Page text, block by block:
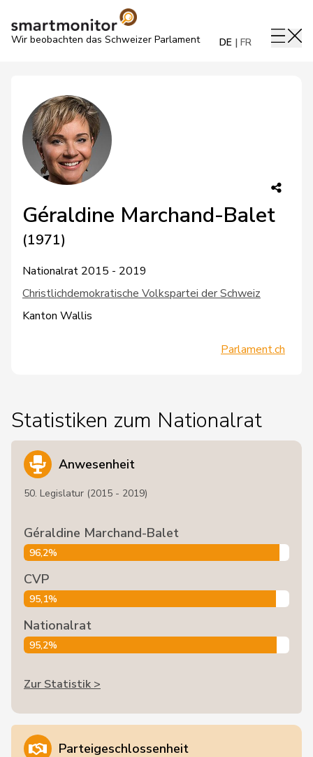
Wir beobachten das Schweizer Parlament DE FR
Géraldine Marchand-Balet
(1971)
Nationalrat 2015 - 2019
Christlichdemokratische Volkspartei der Schweiz
Kanton Wallis
Parlament.ch
Statistiken zum Nationalrat
Anwesenheit
50. Legislatur (2015 - 2019)
Géraldine Marchand-Balet
96,2%
CVP
95,1%
Nationalrat
95,2%
Zur Statistik >
Parteigeschlossenheit